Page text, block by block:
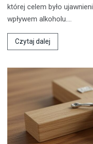
której celem było
wpływem alkoholu.…
Czytaj dalej